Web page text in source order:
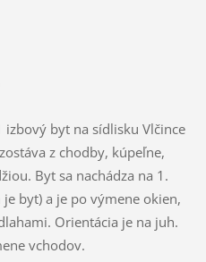
izbový byt na sídlisku Vlčince
z chodby, kúpeľne,
Byt sa nachádza na 1.
byt) a je po výmene okien,
Orientácia je na juh.
vchodov.